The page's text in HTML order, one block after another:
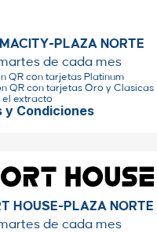
PLAZA NORTE
de cada mes
QR con tarjetas Platinum
QR con tarjetas Oro y Clasicas
el extracto
y Condiciones
HOUSE-PLAZA NORTE
de cada mes